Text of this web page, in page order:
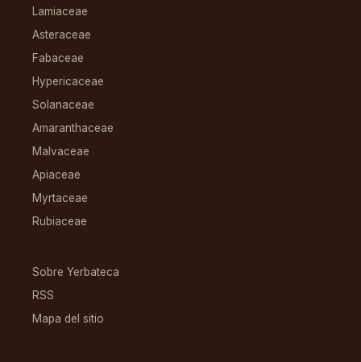
Lamiaceae
Asteraceae
Fabaceae
Hypericaceae
Solanaceae
Amaranthaceae
Malvaceae
Apiaceae
Myrtaceae
Rubiaceae
Sobre Yerbateca
RSS
Mapa del sitio